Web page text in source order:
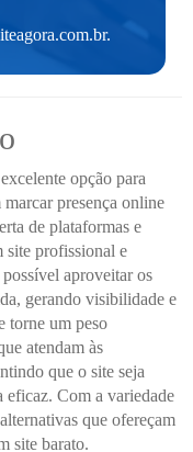
.
opção para
marcar presença online
de plataformas e
site profissional e
aproveitar os
gerando visibilidade e
torne um peso
atendam às
que o site seja
eficaz. Com a variedade
que ofereçam
site barato.